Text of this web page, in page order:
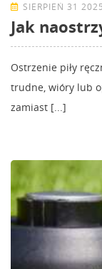
SIERPIEŃ 31 2025
Jak
Ostrzenie piły
trudne, wióry lub
zamiast [...]